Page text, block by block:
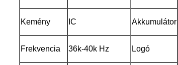
Kemény IC Akkumulátor
Frekvencia 36k-40k Hz Logó